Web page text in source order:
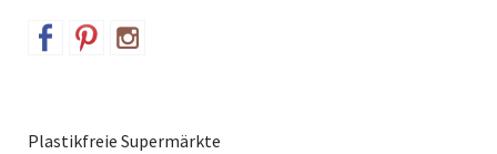
Plastikfreie Supermärkte